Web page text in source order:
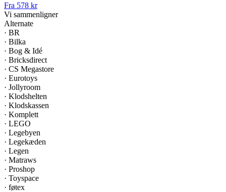
Fra 578 kr
Vi sammenligner
Alternate
· BR
· Bilka
· Bog & Idé
· Bricksdirect
· CS Megastore
· Eurotoys
· Jollyroom
· Klodshelten
· Klodskassen
· Komplett
· LEGO
· Legebyen
· Legekæden
· Legen
· Matraws
· Proshop
· Toyspace
· føtex